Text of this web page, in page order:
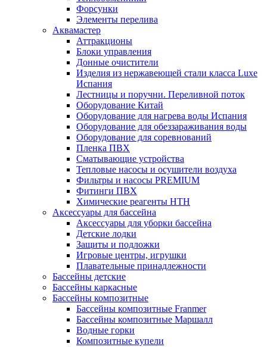
Форсунки
Элементы перелива
Аквамастер
Аттракционы
Блоки управления
Донные очистители
Изделия из нержавеющей стали класса Luxe
Испания
Лестницы и поручни. Переливной поток
Оборудование Китай
Оборудование для нагрева воды Испания
Оборудование для обеззараживания воды
Оборудование для соревнований
Пленка ПВХ
Сматывающие устройства
Тепловые насосы и осушители воздуха
Фильтры и насосы PREMIUM
Фитинги ПВХ
Химические реагенты HTH
Аксессуары для бассейна
Аксессуары для уборки бассейна
Детские лодки
Защиты и подложки
Игровые центры, игрушки
Плавательные принадлежности
Бассейны детские
Бассейны каркасные
Бассейны композитные
Бассейны композитные Franmer
Бассейны композитные Маршалл
Водные горки
Композитные купели